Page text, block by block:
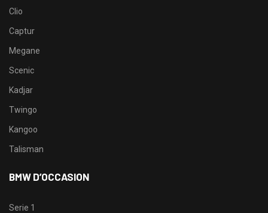
Clio
Captur
Megane
Scenic
Kadjar
Twingo
Kangoo
Talisman
BMW D’OCCASION
Serie 1